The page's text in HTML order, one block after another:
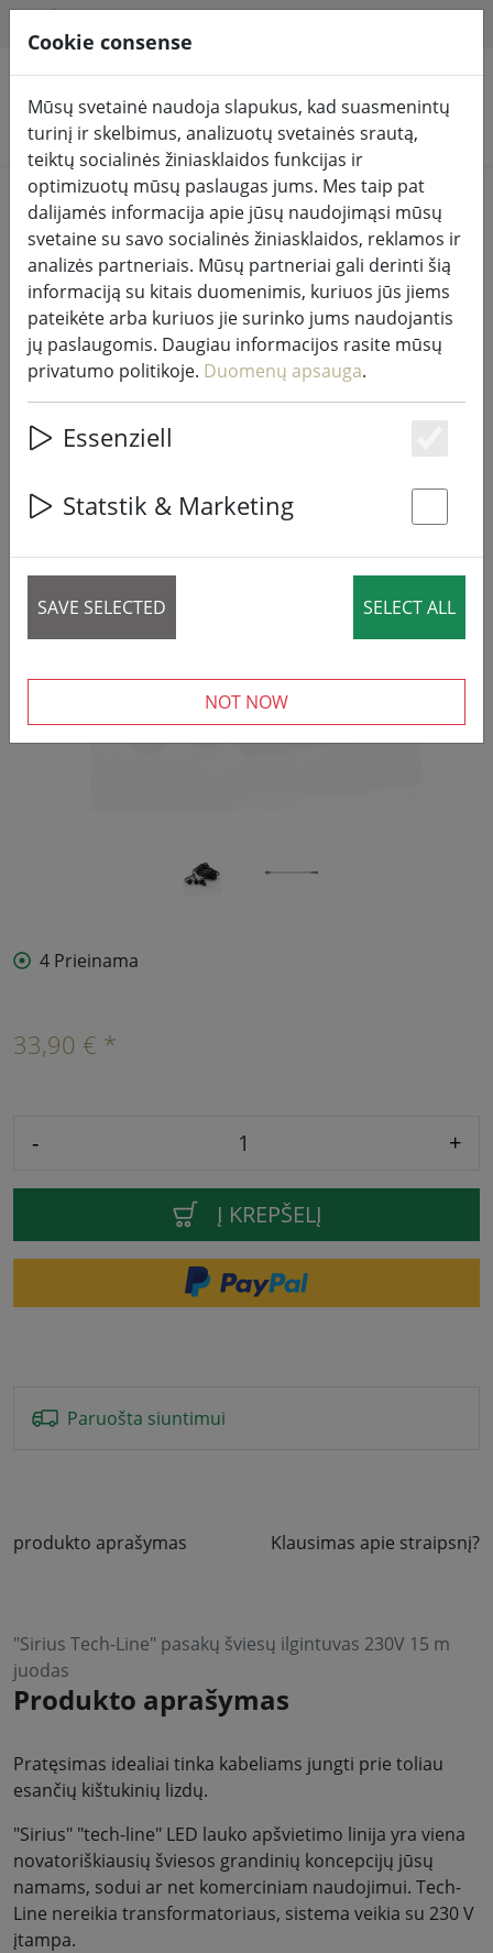
Ieškoti produktų
Home Pasakų žibintai ir apšvietimas Pasakų žibintai
"Sirius Tech-Line" pasakų šviesų
ilgintuvas 230V 15 m juodas
‹ ›
4 Prieinama
33,90 € *
- +
Į KREPŠELĮ
Paruošta siuntimui
produkto aprašymas Klausimas apie straipsnį?
"Sirius Tech-Line" pasakų šviesų ilgintuvas 230V 15 m
juodas
Produkto aprašymas
Pratęsimas idealiai tinka kabeliams jungti prie toliau
esančių kištukinių lizdų.
"Sirius" "tech-line" LED lauko apšvietimo linija yra viena
novatoriškiausių šviesos grandinių koncepcijų jūsų
namams, sodui ar net komerciniam naudojimui. Tech-
Line nereikia transformatoriaus, sistema veikia su 230 V
įtampa.
Cookie consense
Mūsų svetainė naudoja slapukus, kad suasmenintų
turinį ir skelbimus, analizuotų svetainės srautą,
teiktų socialinės žiniasklaidos funkcijas ir
optimizuotų mūsų paslaugas jums. Mes taip pat
dalijamės informacija apie jūsų naudojimąsi mūsų
svetaine su savo socialinės žiniasklaidos, reklamos ir
analizės partneriais. Mūsų partneriai gali derinti šią
informaciją su kitais duomenimis, kuriuos jūs jiems
pateikėte arba kuriuos jie surinko jums naudojantis
jų paslaugomis. Daugiau informacijos rasite mūsų
privatumo politikoje. Duomenų apsauga.
Essenziell
Statstik & Marketing
SAVE SELECTED SELECT ALL
NOT NOW